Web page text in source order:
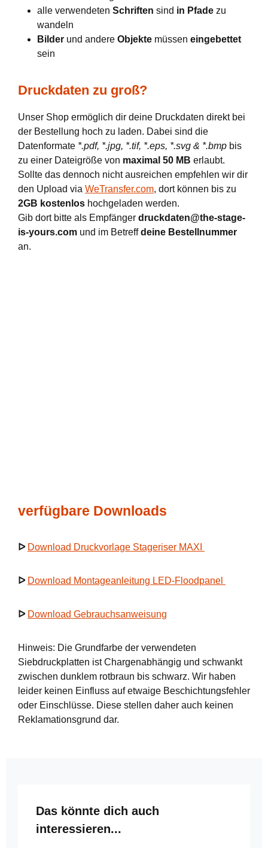
alle verwendeten Schriften sind in Pfade zu
wandeln
Bilder und andere Objekte müssen eingebettet
sein
Druckdaten zu groß?
Unser Shop ermöglich dir deine Druckdaten direkt bei
der Bestellung hoch zu laden. Dabei sind die
Datenformate *.pdf, *.jpg, *.tif, *.eps, *.svg & *.bmp bis
zu einer Dateigröße von maximal 50 MB erlaubt.
Sollte das dennoch nicht ausreichen empfehlen wir dir
den Upload via WeTransfer.com, dort können bis zu
2GB kostenlos hochgeladen werden.
Gib dort bitte als Empfänger druckdaten@the-stage-
is-yours.com und im Betreffdeine Bestellnummer
an.
verfügbare Downloads
ᐅ Download Druckvorlage Stageriser MAXI
ᐅ Download Montageanleitung LED-Floodpanel
ᐅ Download Gebrauchsanweisung
Hinweis: Die Grundfarbe der verwendeten
Siebdruckplatten ist Chargenabhängig und schwankt
zwischen dunklem rotbraun bis schwarz. Wir haben
leider keinen Einfluss auf etwaige Beschichtungsfehler
oder Einschlüsse. Diese stellen daher auch keinen
Reklamationsgrund dar.
Produktgalerie überspringen
Das könnte dich auch
interessieren...